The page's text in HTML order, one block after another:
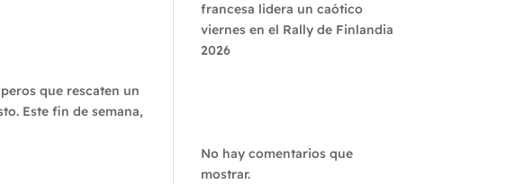
que rescaten un
Este fin de semana,
francesa lidera un caótico
viernes en el Rally de Finlandia
2026
No hay comentarios que
mostrar.